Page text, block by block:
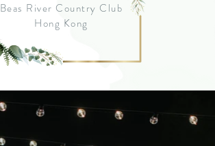
Beas River Country Club
Hong Kong